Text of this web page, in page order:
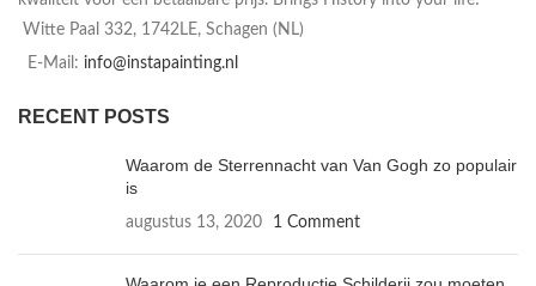
Witte Paal 332, 1742LE, Schagen (NL)
E-Mail: info@instapainting.nl
RECENT POSTS
Waarom de Sterrennacht van Van Gogh zo populair
is
augustus 13, 2020 1 Comment